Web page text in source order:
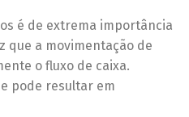
é de extrema importância
que a movimentação de
o fluxo de caixa.
pode resultar em